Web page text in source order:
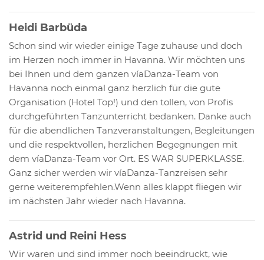
Heidi Barbüda
Schon sind wir wieder einige Tage zuhause und doch
im Herzen noch immer in Havanna. Wir möchten uns
bei Ihnen und dem ganzen víaDanza-Team von
Havanna noch einmal ganz herzlich für die gute
Organisation (Hotel Top!) und den tollen, von Profis
durchgeführten Tanzunterricht bedanken. Danke auch
für die abendlichen Tanzveranstaltungen, Begleitungen
und die respektvollen, herzlichen Begegnungen mit
dem víaDanza-Team vor Ort. ES WAR SUPERKLASSE.
Ganz sicher werden wir víaDanza-Tanzreisen sehr
gerne weiterempfehlen.Wenn alles klappt fliegen wir
im nächsten Jahr wieder nach Havanna.
Astrid und Reini Hess
Wir waren und sind immer noch beeindruckt, wie